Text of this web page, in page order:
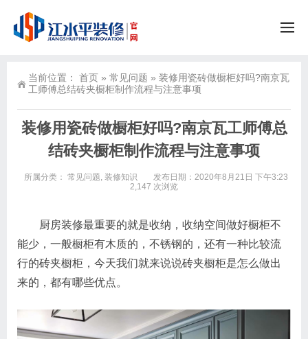
当前位置： 首页 » 常见问题 » 装修用瓷砖做橱柜好吗?南京瓦
工师傅总结砖夹橱柜制作流程与注意事项
装修用瓷砖做橱柜好吗?南京瓦工师傅总
结砖夹橱柜制作流程与注意事项
所属分类： 常见问题, 装修知识
发布日期：2020年8月21日 下午3:23
2,147 次浏览
厨房装修最重要的就是收纳，收纳空间做好橱柜不
能少，一般橱柜有木质的，不锈钢的，还有一种比较流
行的砖夹橱柜，今天我们就来说说砖夹橱柜是怎么做出
来的，都有哪些优点。